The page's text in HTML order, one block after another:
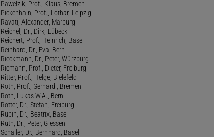
Pawelzik, Prof., Klaus, Bremen
Pickenhain, Prof., Lothar, Leipzig
Ravati, Alexander, Marburg
Reichel, Dr., Dirk, Lübeck
Reichert, Prof., Heinrich, Basel
Reinhard, Dr., Eva, Bern
Rieckmann, Dr., Peter, Würzburg
Riemann, Prof., Dieter, Freiburg
Ritter, Prof., Helge, Bielefeld
Roth, Prof., Gerhard , Bremen
Roth, Lukas W.A., Bern
Rotter, Dr., Stefan, Freiburg
Rubin, Dr., Beatrix, Basel
Ruth, Dr., Peter, Giessen
Schaller, Dr., Bernhard, Basel